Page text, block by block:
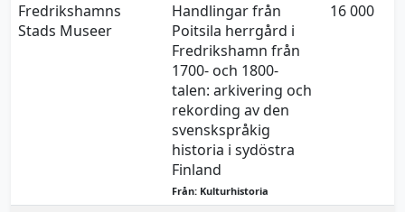
Fredrikshamns
Stads Museer
Handlingar från
Poitsila herrgård i
Fredrikshamn från
1700- och 1800-
talen: arkivering och
rekording av den
svenskspråkig
historia i sydöstra
Finland
Från: Kulturhistoria
16 000